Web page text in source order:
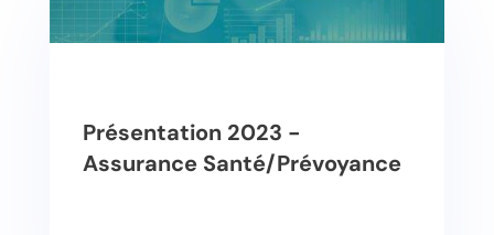
Présentation 2023 -
Assurance Santé/Prévoyance